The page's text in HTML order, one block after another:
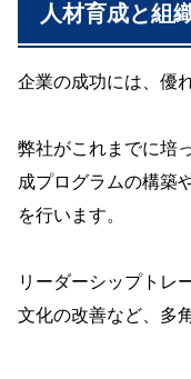
人材育成と組
企業の成功には、優
弊社がこれまでに培
成プログラムの構築
を行います。
リーダーシップトレ
文化の改善など、多